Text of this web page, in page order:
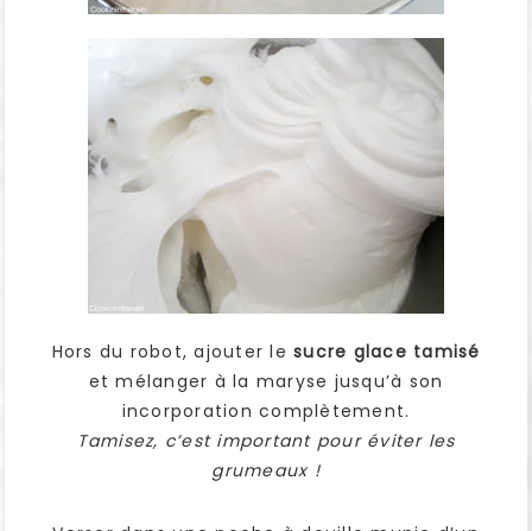
Hors du robot, ajouter le sucre glace tamisé
et mélanger à la maryse jusqu’à son
incorporation complètement.
Tamisez, c’est important pour éviter les
grumeaux !